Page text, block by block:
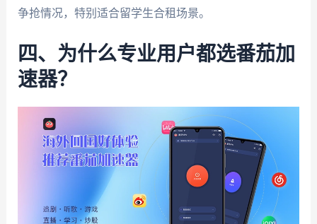
争抢情况，特别适合留学生合租场景。
四、为什么专业用户都选番茄加
速器？